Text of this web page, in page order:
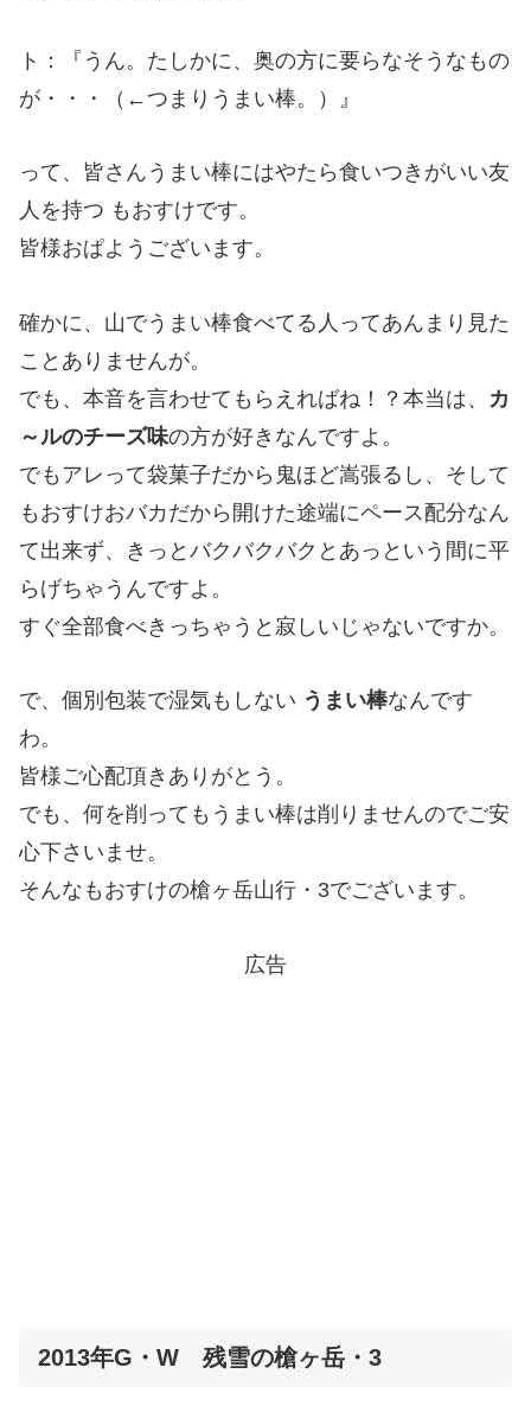
ト：『うん。たしかに、奥の方に要らなそうなもの
が・・・（←つまりうまい棒。）』
って、皆さんうまい棒にはやたら食いつきがいい友
人を持つ もおすけです。
皆様おぱようございます。
確かに、山でうまい棒食べてる人ってあんまり見た
ことありませんが。
でも、本音を言わせてもらえればね！？本当は、 カ
～ルのチーズ味の方が好きなんですよ。
でもアレって袋菓子だから鬼ほど嵩張るし、そして
もおすけおバカだから開けた途端にペース配分なん
て出来ず、きっとバクバクバクとあっという間に平
らげちゃうんですよ。
すぐ全部食べきっちゃうと寂しいじゃないですか。
で、個別包装で湿気もしない うまい棒なんです
わ。
皆様ご心配頂きありがとう。
でも、何を削ってもうまい棒は削りませんのでご安
心下さいませ。
そんなもおすけの槍ヶ岳山行・3でございます。
広告
2013年G・W 残雪の槍ヶ岳・3